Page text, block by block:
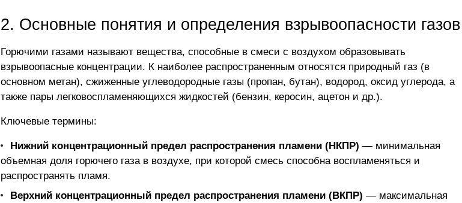
2. Основные понятия и определения взрывоопасности газов
Горючими газами называют вещества, способные в смеси с воздухом образовывать
взрывоопасные концентрации. К наиболее распространенным относятся природный газ (в
основном метан), сжиженные углеводородные газы (пропан, бутан), водород, оксид углерода, а
также пары легковоспламеняющихся жидкостей (бензин, керосин, ацетон и др.).
Ключевые термины:
Нижний концентрационный предел распространения пламени (НКПР) — минимальная
объемная доля горючего газа в воздухе, при которой смесь способна воспламеняться и
распространять пламя.
Верхний концентрационный предел распространения пламени (ВКПР) — максимальная